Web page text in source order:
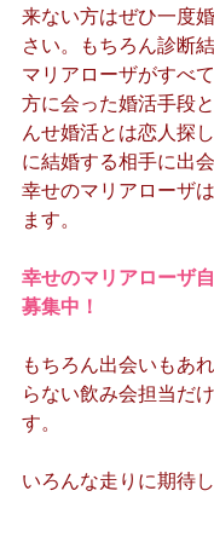
来ない方はぜひ一度
さい。もちろん診断
マリアローザがすべ
方に会った婚活手段
んせ婚活とは恋人探
に結婚する相手に出
幸せのマリアローザ
ます。
幸せのマリアローザ
募集中！
もちろん出会いもあ
らない飲み会担当だ
す。
いろんな走りに期待